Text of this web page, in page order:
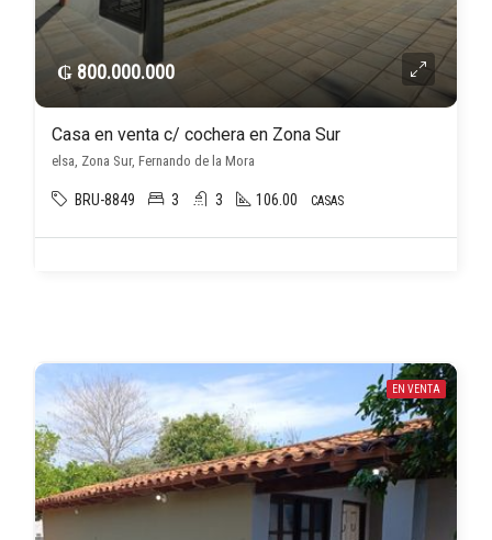
₲ 800.000.000
Casa en venta c/ cochera en Zona Sur
elsa, Zona Sur, Fernando de la Mora
BRU-8849 3 3 106.00 CASAS
EN VENTA